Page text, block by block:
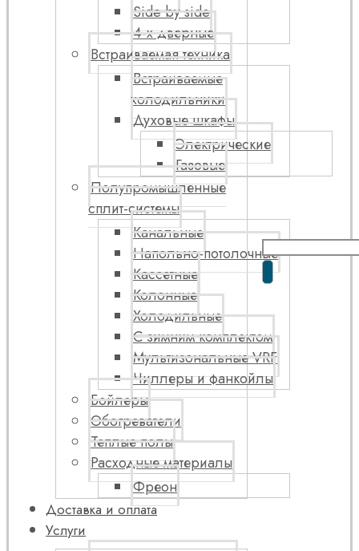
Side by side
4-х дверные
Встраиваемая техника
Встраиваемые
холодильники
Духовые шкафы
Электрические
Газовые
Полупромышленные
сплит-системы
Канальные
Напольно-потолочные
Кассетные
Колонные
Холодильные
С зимним комплектом
Мультизональные VRF
Чиллеры и фанкойлы
Бойлеры
Обогреватели
Теплые полы
Расходные материалы
Фреон
Доставка и оплата
Услуги